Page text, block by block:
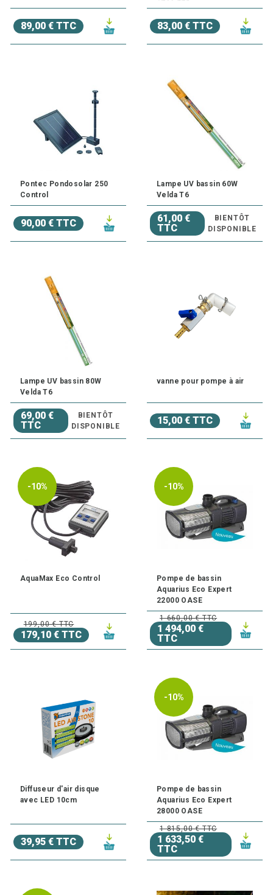
89,00 € TTC 83,00 € TTC
Pontec Pondosolar 250
Control
90,00 € TTC
Lampe UV bassin 60W
Velda T6
61,00 €
TTC
BIENTÔT
DISPONIBLE
Lampe UV bassin 80W
Velda T6
69,00 €
TTC
BIENTÔT
DISPONIBLE
vanne pour pompe à air
15,00 € TTC
-10%
AquaMax Eco Control
199,00 € TTC
179,10 € TTC
-10%
Pompe de bassin
Aquarius Eco Expert
22000 OASE
1 660,00 € TTC
1 494,00 €
TTC
Diffuseur d'air disque
avec LED 10cm
39,95 € TTC
-10%
Pompe de bassin
Aquarius Eco Expert
28000 OASE
1 815,00 € TTC
1 633,50 €
TTC